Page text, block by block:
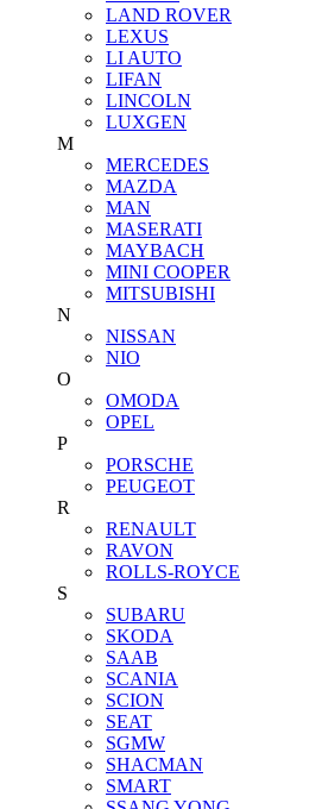
LAND ROVER
LEXUS
LI AUTO
LIFAN
LINCOLN
LUXGEN
M
MERCEDES
MAZDA
MAN
MASERATI
MAYBACH
MINI COOPER
MITSUBISHI
N
NISSAN
NIO
O
OMODA
OPEL
P
PORSCHE
PEUGEOT
R
RENAULT
RAVON
ROLLS-ROYCE
S
SUBARU
SKODA
SAAB
SCANIA
SCION
SEAT
SGMW
SHACMAN
SMART